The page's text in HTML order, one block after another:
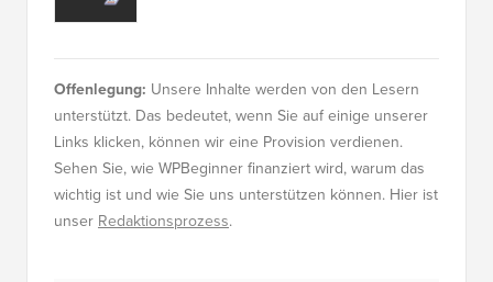
Offenlegung: Unsere Inhalte werden von den Lesern
unterstützt. Das bedeutet, wenn Sie auf einige unserer
Links klicken, können wir eine Provision verdienen.
Sehen Sie, wie WPBeginner finanziert wird, warum das
wichtig ist und wie Sie uns unterstützen können. Hier ist
unserRedaktionsprozess.